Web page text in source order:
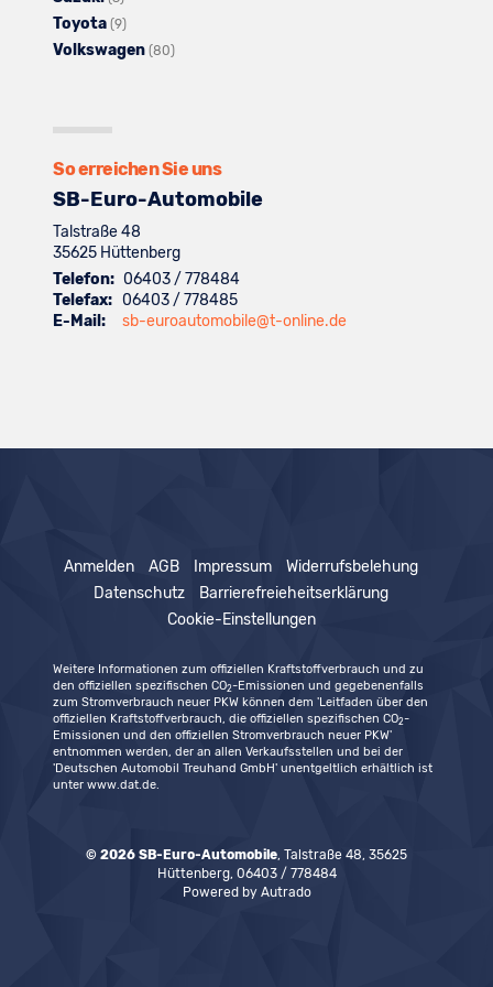
Seat
anzeigen
Skoda
Fahrzeuge
von
Toyota (9)
Fahrzeuge
Volkswagen (80)
So erreichen Sie uns
SB-Euro-Automobile
Talstraße 48
35625 Hüttenberg
Telefon: 06403 / 778484
Telefax: 06403 / 778485
E-Mail:
sb-euroautomobile@t-online.de
Anmelden AGB Impressum
Widerrufsbelehung
Datenschutz
Barrierefreieheitserklärung
Cookie-Einstellungen
Weitere Informationen zum offiziellen Kraftstoffverbrauch und zu
den offiziellen spezifischen CO2-Emissionen und gegebenenfalls
zum Stromverbrauch neuer PKW können dem 'Leitfaden über den
offiziellen Kraftstoffverbrauch, die offiziellen spezifischen CO2-
Emissionen und den offiziellen Stromverbrauch neuer PKW'
entnommen werden, der an allen Verkaufsstellen und bei der
'Deutschen Automobil Treuhand GmbH' unentgeltlich erhältlich ist
unter www.dat.de.
© 2026 SB-Euro-Automobile, Talstraße 48, 35625
Hüttenberg, 06403 / 778484
Powered by Autrado